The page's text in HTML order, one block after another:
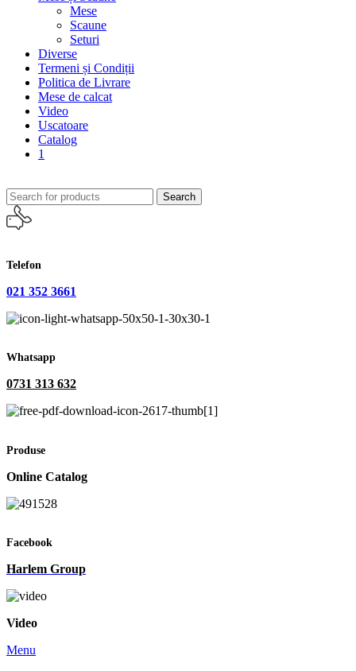
Mese
Scaune
Seturi
Diverse
Termeni și Condiții
Politica de Livrare
Mese de calcat
Video
Uscatoare
Catalog
1
Search
Telefon
021 352 3661
Whatsapp
0731 313 632
Produse
Online Catalog
Facebook
Harlem Group
Video
Menu